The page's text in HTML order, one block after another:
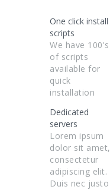
One click install
scripts
We have 100's
of scripts
available for
quick
installation
control panel.
Dedicated
servers
Lorem ipsum
dolor sit amet,
consectetur
adipiscing elit.
Duis nec justo